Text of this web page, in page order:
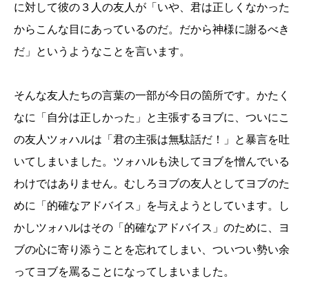
に対して彼の３人の友人が「いや、君は正しくなかった
からこんな目にあっているのだ。だから神様に謝るべき
だ」というようなことを言います。
そんな友人たちの言葉の一部が今日の箇所です。かたく
なに「自分は正しかった」と主張するヨブに、ついにこ
の友人ツォハルは「君の主張は無駄話だ！」と暴言を吐
いてしまいました。ツォハルも決してヨブを憎んでいる
わけではありません。むしろヨブの友人としてヨブのた
めに「的確なアドバイス」を与えようとしています。し
かしツォハルはその「的確なアドバイス」のために、ヨ
ブの心に寄り添うことを忘れてしまい、ついつい勢い余
ってヨブを罵ることになってしまいました。